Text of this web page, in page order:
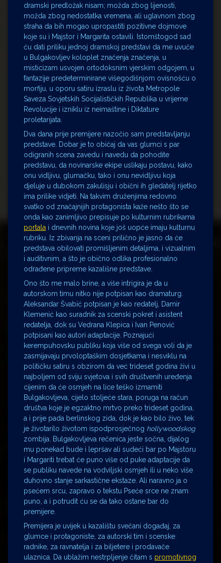
dramski predložak nisam; možda zbog lijenosti,
možda zbog nedostatka vremena, ali uglavnom zbog
straha da bih mogao upropastiti pozitivne dojmove
koje su i Majstor i Margarita ostavili. Istomštogod sad
ću dati priliku jednoj dramskoj predstavi da me uvuče
u Bulgakovljev koloplet značenja značenja, u
misticizam usvojen ortodoksnim vjerskim odgojem, u
fantazije predeterminirane višegodišnjom ovisnošću o
morfiju, u oporu satiru izraslu iz života Metropole
Saveza Sovjetskih Socijalističkih Republika u vrijeme
Revolucije i izniklu iz neimaštine i Diktature
proletarijata.
Dva dana prije premijere nazočio sam predstavljanju
predstave. Dobar je to običaj da vas glumci s par
odigranih scena zavedu i navedu da pohodite
predstavu, da novinarske ekipe uslikaju postavu, kako
onu vidljivu, glumačku, tako i onu nevidljivu koja
djeluje u dubokom zakulisju i obični ih gledatelj rijetko
ima prilike vidjeti. Na takvim druženjima redovno
svatko od značajnijih protagonista kaže nešto što se
onda kao zanimljivo prepisuje po kulturnim rubrikama
portala i dnevnih novina koje još uopće imaju kulturnu
rubriku. Iz zbivanja na sceni prilično je jasno da će
predstava obilovati promišljenim detaljima, i vizualnim
i auditivnim, a što je obično odlika profesionalno
odrađene pripreme kazališne predstave.
Ono što me malo brine, a više intrigira je da u
autorskom timu nitko nije potpisan kao dramaturg.
Aleksandar Švabić potpisan je kao redatelj, Damir
Klemenić kao suradnik za scenski pokret i asistent
redatelja, dok su Vedrana Klepica i Ivan Penović
potpisani kao autori adaptacije. Poznajući
kerempuhovsku publiku koja više od svega voli da je
zasmijavaju prvoloptaškim dosjetkama i nesviklu na
političku satiru s obzirom da već trideset godina živi u
najboljem od sviju svjetova i svih društvenih uređenja
cijenim da će osmjeh na lice teško izmamiti
Bulgakovljeva, cijelo stoljeće stara, poruga na račun
društva koje je egzaktno mrtvo preko trideset godina,
a i prije pada berlinskog zida, dok je kao bilo živo, tek
je životarilo životom ispodprosječnog hollywoodskog
zombija. Bulgakovljeva rečenica jeste sočna, dijalog
mu ponekad bude i lepršav ali sudeći bar po Majstoru
i Margariti trebat će puno više od puke adaptacije da
se publiku navede na vodviljski osmjeh ili u neko više
duhovno stanje sarkastične ekstaze. Ali naravno ja o
psećem srcu, zapravo o tekstu Pseće srce ne znam
puno, a i potrudit ću se da tako ostane bar do
premijere.
Premijera je uvijek u kazalištu svečani događaj, za
glumce i protagoniste, za autorski tim i scenske
radnike, za ravnatelja i za biljetere i prodavače
ulaznica. Da ublažim nestrpljenje čitam s promotivnog